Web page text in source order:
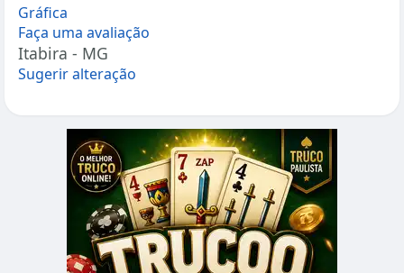
Gráfica
Faça uma avaliação
Itabira - MG
Sugerir alteração